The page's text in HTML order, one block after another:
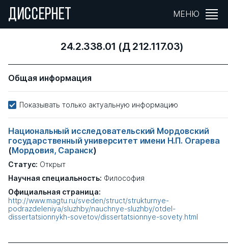
ДИССЕРНЕТ МЕНЮ
24.2.338.01 (Д 212.117.03)
Общая информация
Показывать только актуальную информацию
Национальный исследовательский Мордовский
государственный университет имени Н.П. Огарева
(Мордовия, Саранск)
Статус: Открыт
Научная специальность: Философия
Официальная страница:
http://www.magtu.ru/sveden/struct/strukturnye-
podrazdeleniya/sluzhby/nauchnye-sluzhby/otdel-
dissertatsionnykh-sovetov/dissertatsionnye-sovety.html